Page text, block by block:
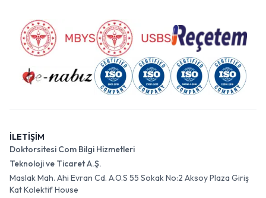
İLETİŞİM
Doktorsitesi Com Bilgi Hizmetleri
Teknoloji ve Ticaret A.Ş.
Maslak Mah. Ahi Evran Cd. A.O.S 55 Sokak No:2 Aksoy Plaza Giriş
Kat Kolektif House